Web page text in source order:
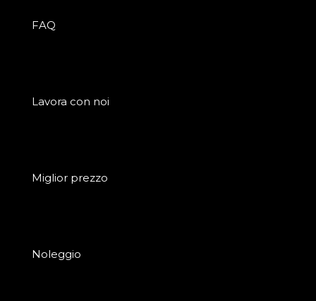
FAQ
Lavora con noi
Miglior prezzo
Noleggio